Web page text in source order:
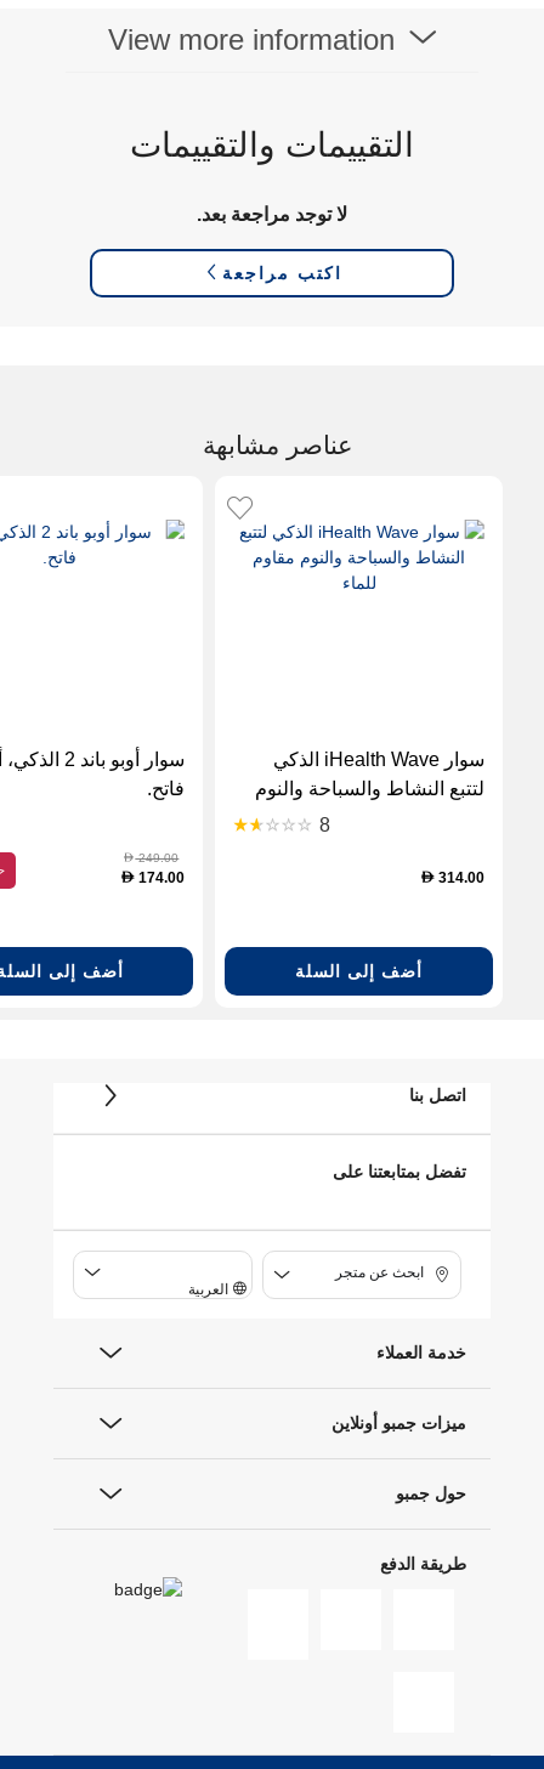
View more information
التقييمات والتقييمات
لا توجد مراجعة بعد.
اكتب مراجعة
عناصر مشابهة
سوار iHealth Wave الذكي
لتتبع النشاط والسباحة والنوم
8
D 314.00
أضف إلى السلة
سوار أوبو باند 2
فاتح.
D249.00
D 174.00
أضف إلى
اتصل بنا
تفضل بمتابعتنا على
ابحث عن متجر
العربية
خدمة العملاء
ميزات جمبو أونلاين
حول جمبو
طريقة الدفع